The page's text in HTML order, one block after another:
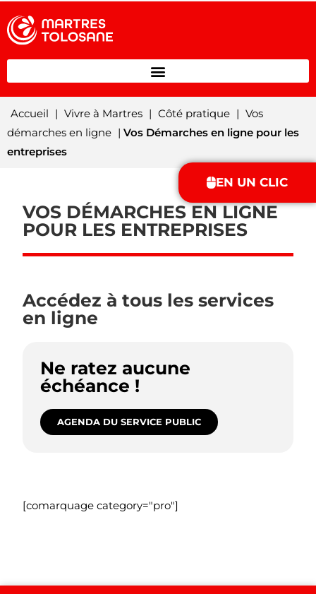
EN UN CLIC
Accueil | Vivre à Martres | Côté pratique | Vos
démarches en ligne | Vos Démarches en ligne pour les
entreprises
VOS DÉMARCHES EN LIGNE
POUR LES ENTREPRISES
Accédez à tous les services
en ligne
Ne ratez aucune
échéance !
AGENDA DU SERVICE PUBLIC
[comarquage category="pro"]